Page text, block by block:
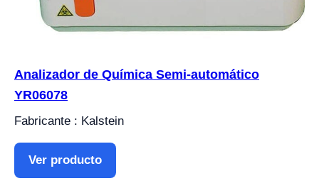
Analizador de Química Semi-automático
YR06078
Fabricante : Kalstein
Ver producto